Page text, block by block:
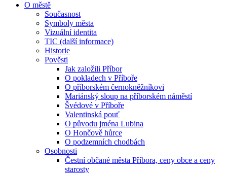
O městě
Současnost
Symboly města
Vizuální identita
TIC (další informace)
Historie
Pověsti
Jak založili Příbor
O pokladech v Příboře
O příborském černokněžníkovi
Mariánský sloup na příborském náměstí
Švédové v Příboře
Valentinská pouť
O původu jména Lubina
O Hončově hůrce
O podzemních chodbách
Osobnosti
Čestní občané města Příbora, ceny obce a ceny
starosty